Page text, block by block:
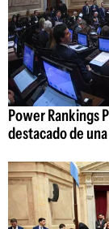
Power Rankings
destacado de